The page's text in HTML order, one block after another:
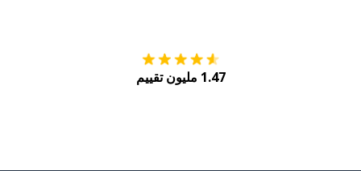
1.47 مليون تقييم